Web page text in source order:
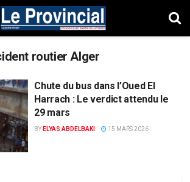
routier Alger
Chute du bus dans l’Oued El
Harrach : Le verdict attendu le
29 mars
BY ELYAS ABDELBAKI 15 MARS 2026